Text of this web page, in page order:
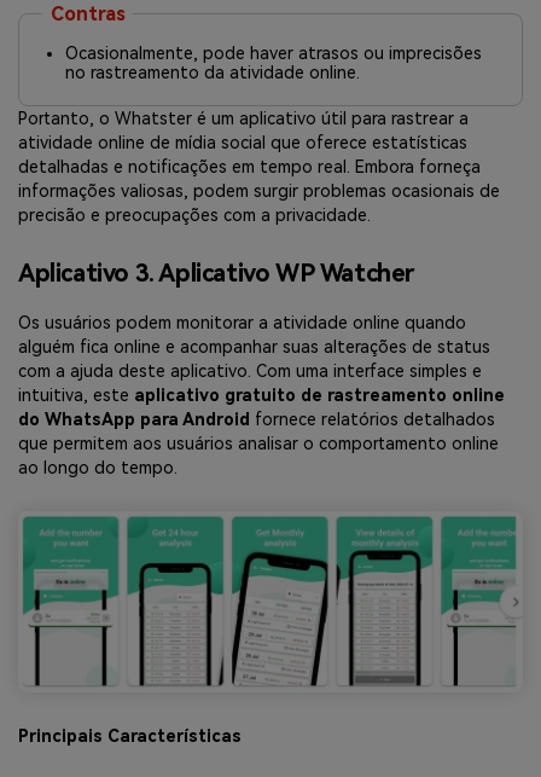
Contras
Ocasionalmente, pode haver atrasos ou imprecisões
no rastreamento da atividade online.
Portanto, o Whatster é um aplicativo útil para rastrear a
atividade online de mídia social que oferece estatísticas
detalhadas e notificações em tempo real. Embora forneça
informações valiosas, podem surgir problemas ocasionais de
precisão e preocupações com a privacidade.
Aplicativo 3. Aplicativo WP Watcher
Os usuários podem monitorar a atividade online quando
alguém fica online e acompanhar suas alterações de status
com a ajuda deste aplicativo. Com uma interface simples e
intuitiva, este aplicativo gratuito de rastreamento online
do WhatsApp para Android fornece relatórios detalhados
que permitem aos usuários analisar o comportamento online
ao longo do tempo.
Principais Características